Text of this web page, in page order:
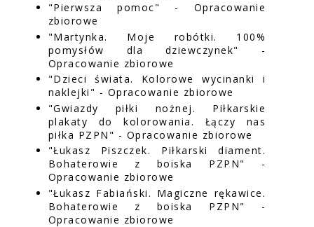
"Pierwsza pomoc" - Opracowanie
zbiorowe
"Martynka. Moje robótki. 100%
pomysłów dla dziewczynek" -
Opracowanie zbiorowe
"Dzieci świata. Kolorowe wycinanki i
naklejki" - Opracowanie zbiorowe
"Gwiazdy piłki nożnej. Piłkarskie
plakaty do kolorowania. Łączy nas
piłka PZPN" - Opracowanie zbiorowe
"Łukasz Piszczek. Piłkarski diament.
Bohaterowie z boiska PZPN" -
Opracowanie zbiorowe
"Łukasz Fabiański. Magiczne rękawice.
Bohaterowie z boiska PZPN" -
Opracowanie zbiorowe